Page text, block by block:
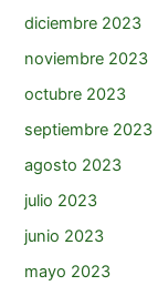
diciembre 2023
noviembre 2023
octubre 2023
septiembre 2023
agosto 2023
julio 2023
junio 2023
mayo 2023